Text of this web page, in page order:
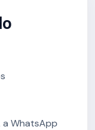
WhatsApp